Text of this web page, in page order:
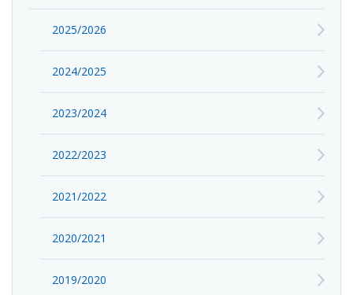
2025/2026
2024/2025
2023/2024
2022/2023
2021/2022
2020/2021
2019/2020